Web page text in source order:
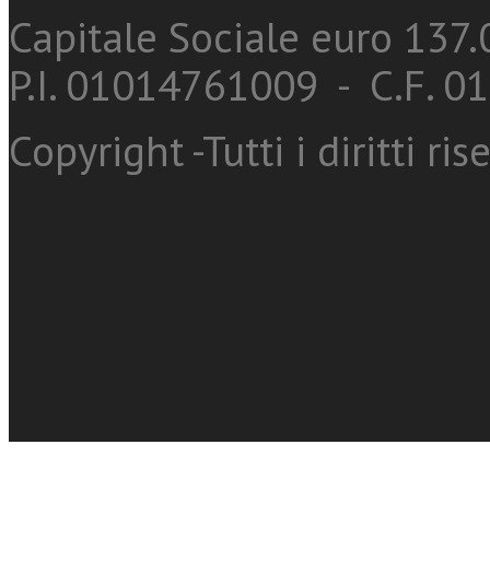
Capitale Sociale euro
P.I. 01014761009 - C.F.
Copyright -Tutti i diritti